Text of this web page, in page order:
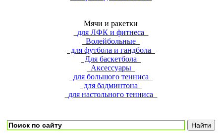
Мячи и ракетки
для ЛФК и фитнеса
Волейбольные
для футбола и гандбола
Для баскетбола
Аксессуары
для большого тенниса
для бадминтона
для настольного тенниса